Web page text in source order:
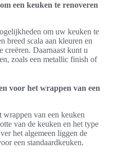
een keuken te renoveren
om uw keuken te
breed scala aan kleuren en
creëren. Daarnaast kunt u
zoals een metallic finish of
voor het wrappen van een
van een keuken
van de keuken en het type
het algemeen liggen de
een standaardkeuken.